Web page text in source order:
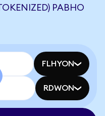
РАВНО
FLHYON
RDWON